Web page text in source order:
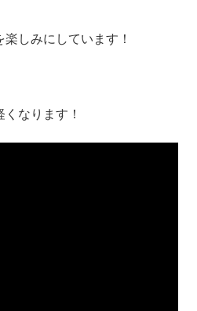
しみにしています！
なります！